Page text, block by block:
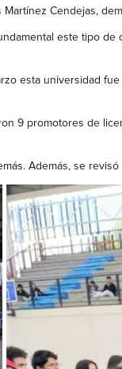
Cendejas,
este tipo
esta universidad
9 promotores de
Además, se